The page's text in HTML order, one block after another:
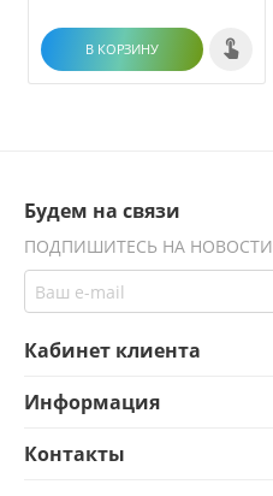
В КОРЗИНУ
Будем на связи
ПОДПИШИТЕСЬ НА НОВОСТИ
Кабинет клиента
Информация
Контакты